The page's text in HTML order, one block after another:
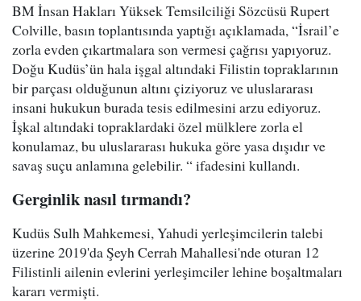
BM İnsan Hakları Yüksek Temsilciliği Sözcüsü Rupert
Colville, basın toplantısında yaptığı açıklamada, “İsrail’e
zorla evden çıkartmalara son vermesi çağrısı yapıyoruz.
Doğu Kudüs’ün hala işgal altındaki Filistin topraklarının
bir parçası olduğunun altını çiziyoruz ve uluslararası
insani hukukun burada tesis edilmesini arzu ediyoruz.
İşkal altındaki topraklardaki özel mülklere zorla el
konulamaz, bu uluslararası hukuka göre yasa dışıdır ve
savaş suçu anlamına gelebilir. “ ifadesini kullandı.
Gerginlik nasıl tırmandı?
Kudüs Sulh Mahkemesi, Yahudi yerleşimcilerin talebi
üzerine 2019'da Şeyh Cerrah Mahallesi'nde oturan 12
Filistinli ailenin evlerini yerleşimciler lehine boşaltmaları
kararı vermişti.